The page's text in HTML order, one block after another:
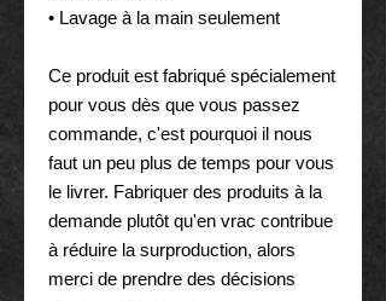
• Lavage à la main seulement
Ce produit est fabriqué spécialement
pour vous dès que vous passez
commande, c'est pourquoi il nous
faut un peu plus de temps pour vous
le livrer. Fabriquer des produits à la
demande plutôt qu'en vrac contribue
à réduire la surproduction, alors
merci de prendre des décisions